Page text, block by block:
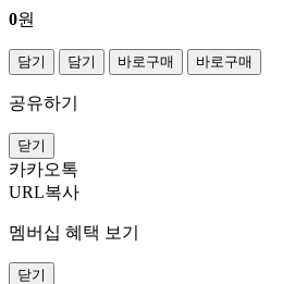
0원
담기 담기 바로구매 바로구매
공유하기
닫기
카카오톡
URL복사
멤버십 혜택 보기
닫기